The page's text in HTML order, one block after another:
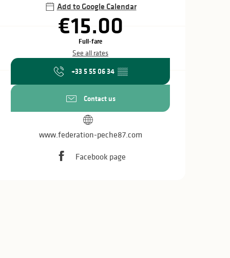
Add to Google Calendar
€15.00
Full-fare
See all rates
+33 5 55 06 34 ▒▒
Contact us
www.federation-peche87.com
Facebook page